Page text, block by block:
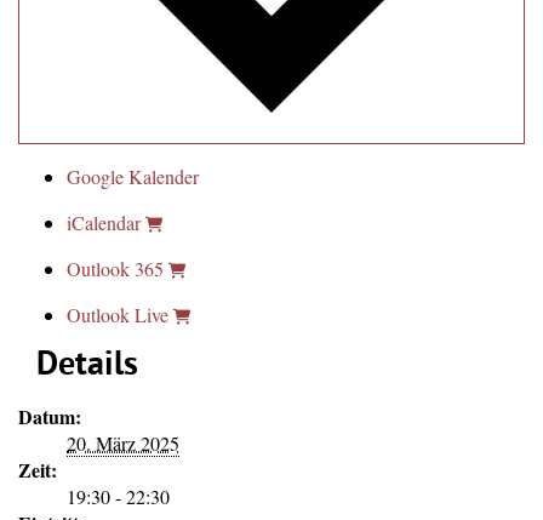
Google Kalender
iCalendar
Outlook 365
Outlook Live
Details
Datum:
20. März 2025
Zeit:
19:30 - 22:30